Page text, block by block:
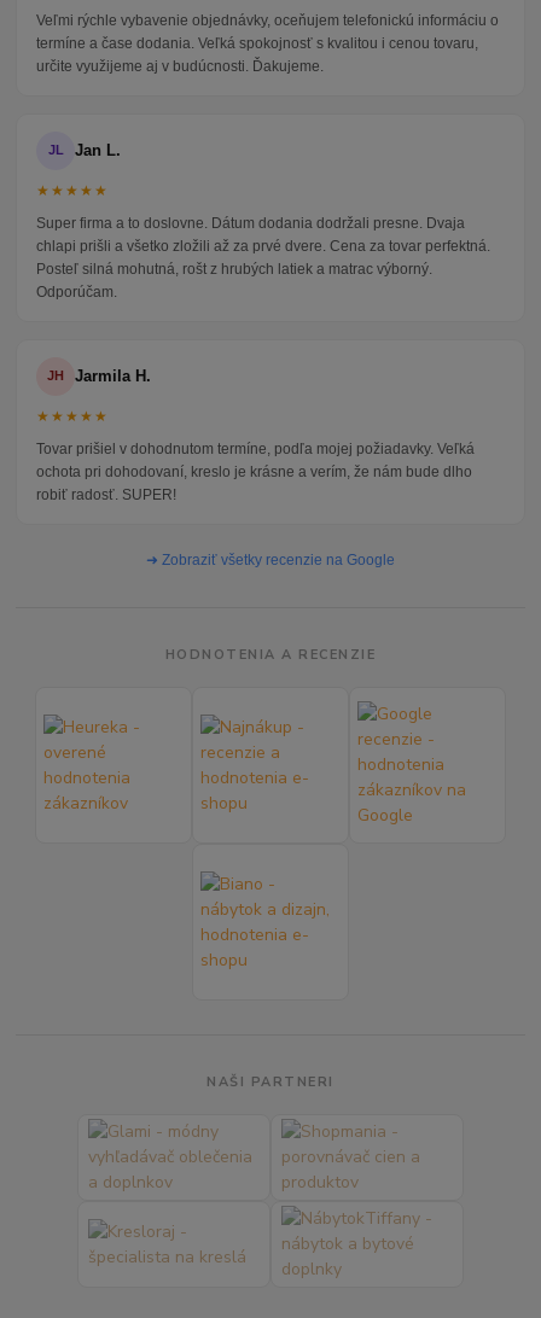
Veľmi rýchle vybavenie objednávky, oceňujem telefonickú informáciu o
termíne a čase dodania. Veľká spokojnosť s kvalitou i cenou tovaru,
určite využijeme aj v budúcnosti. Ďakujeme.
JL Jan L.
★★★★★
Super firma a to doslovne. Dátum dodania dodržali presne. Dvaja
chlapi prišli a všetko zložili až za prvé dvere. Cena za tovar perfektná.
Posteľ silná mohutná, rošt z hrubých latiek a matrac výborný.
Odporúčam.
JH Jarmila H.
★★★★★
Tovar prišiel v dohodnutom termíne, podľa mojej požiadavky. Veľká
ochota pri dohodovaní, kreslo je krásne a verím, že nám bude dlho
robiť radosť. SUPER!
➜ Zobraziť všetky recenzie na Google
HODNOTENIA A RECENZIE
NAŠI PARTNERI